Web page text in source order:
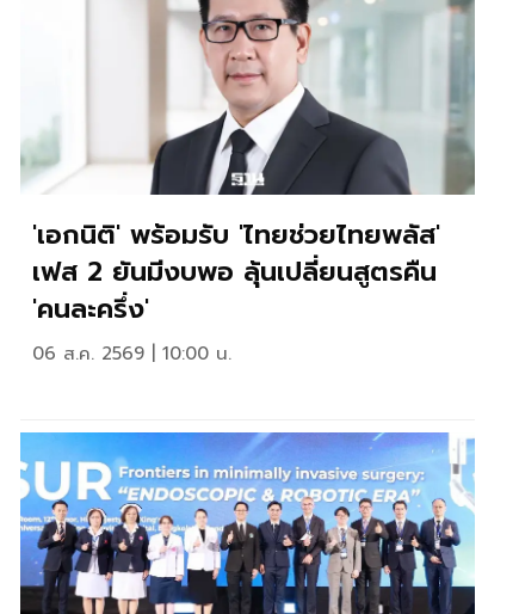
'เอกนิติ' พร้อมรับ 'ไทยช่วยไทยพลัส'
เฟส 2 ยันมีงบพอ ลุ้นเปลี่ยนสูตรคืน
'คนละครึ่ง'
06 ส.ค. 2569 | 10:00 น.